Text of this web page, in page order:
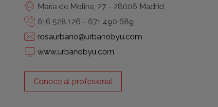
María de Molina, 27 - 28006 Madrid
616 528 126 - 671 490 689
rosaurbano@urbanobyu.com
www.urbanobyu.com
Conoce al profesional